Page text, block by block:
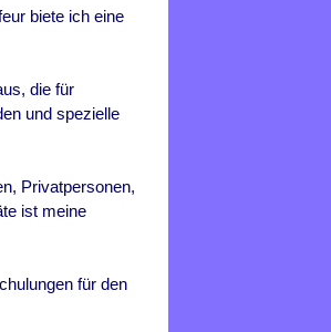
biete ich eine
die für
und spezielle
Privatpersonen,
ist meine
für den